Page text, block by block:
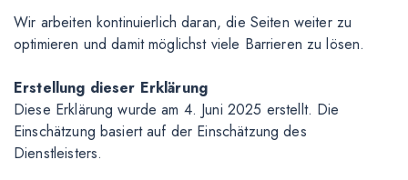
Wir arbeiten kontinuierlich daran, die Seiten weiter zu
optimieren und damit möglichst viele Barrieren zu lösen.
Erstellung dieser Erklärung
Diese Erklärung wurde am 4. Juni 2025 erstellt. Die
Einschätzung basiert auf der Einschätzung des
Dienstleisters.